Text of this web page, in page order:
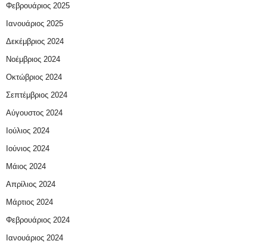
Φεβρουάριος 2025
Ιανουάριος 2025
Δεκέμβριος 2024
Νοέμβριος 2024
Οκτώβριος 2024
Σεπτέμβριος 2024
Αύγουστος 2024
Ιούλιος 2024
Ιούνιος 2024
Μάιος 2024
Απρίλιος 2024
Μάρτιος 2024
Φεβρουάριος 2024
Ιανουάριος 2024